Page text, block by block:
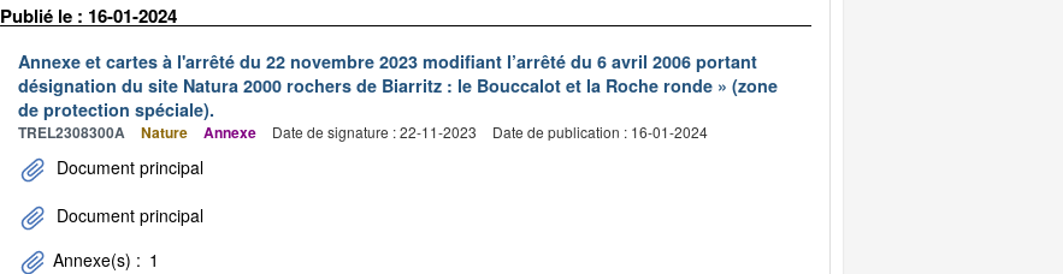
Publié le : 16-01-2024
Annexe et cartes à l'arrêté du 22 novembre 2023 modifiant l’arrêté du 6 avril 2006 portant
désignation du site Natura 2000 rochers de Biarritz : le Bouccalot et la Roche ronde » (zone
de protection spéciale).
TREL2308300A Nature Annexe Date de signature : 22-11-2023 Date de publication : 16-01-2024
Document principal
Document principal
Annexe(s) : 1